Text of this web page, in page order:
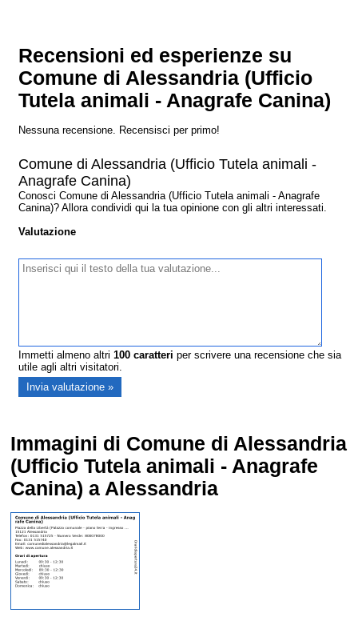
Recensioni ed esperienze su
Comune di Alessandria (Ufficio
Tutela animali - Anagrafe Canina)
Nessuna recensione. Recensisci per primo!
Comune di Alessandria (Ufficio Tutela animali -
Anagrafe Canina)
Conosci Comune di Alessandria (Ufficio Tutela animali - Anagrafe
Canina)? Allora condividi qui la tua opinione con gli altri interessati.
Valutazione
Immetti almeno altri100 caratteri per scrivere una recensione che sia
utile agli altri visitatori.
Immagini di Comune di Alessandria
(Ufficio Tutela animali - Anagrafe
Canina) a Alessandria